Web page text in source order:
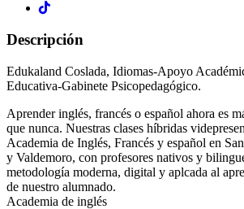
Descripción
Edukaland Coslada, Idiomas-Apoyo
Educativa-Gabinete Psicopedagógico.
Aprender inglés, francés o español ahora es
que nunca. Nuestras clases híbridas
Academia de Inglés, Francés y español en
y Valdemoro, con profesores nativos y
metodología moderna, digital y aplcada al
de nuestro alumnado.
Academia de inglés